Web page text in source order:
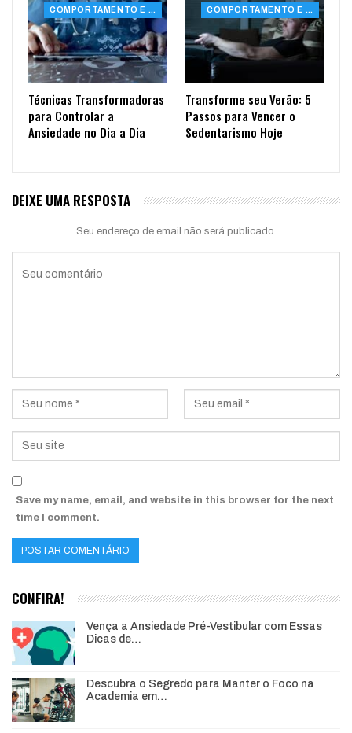
COMPORTAMENTO E SAÚDE
Técnicas Transformadoras
para Controlar a
Ansiedade no Dia a Dia
COMPORTAMENTO E SAÚDE
Transforme seu Verão: 5
Passos para Vencer o
Sedentarismo Hoje
DEIXE UMA RESPOSTA
Seu endereço de email não será publicado.
Save my name, email, and website in this browser for the next
time I comment.
CONFIRA!
Vença a Ansiedade Pré-Vestibular com Essas
Dicas de…
Descubra o Segredo para Manter o Foco na
Academia em…